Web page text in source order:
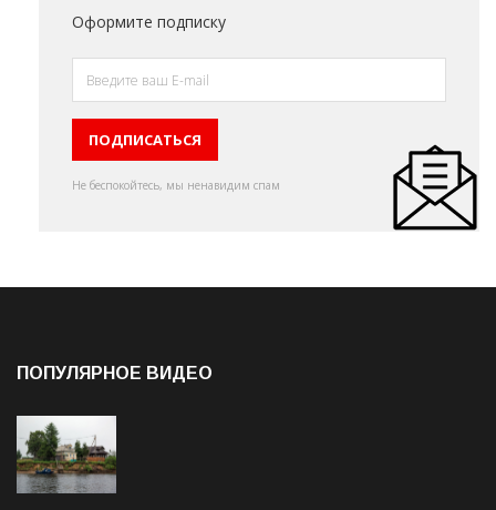
Оформите подписку
Не беспокойтесь, мы ненавидим спам
ПОПУЛЯРНОЕ ВИДЕО